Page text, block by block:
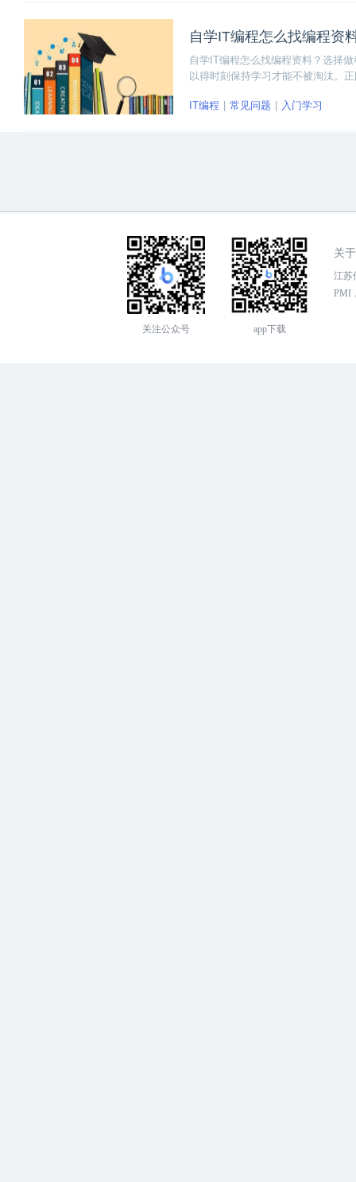
自学IT编程怎么找编程资
自学IT编程怎么找编程资料？选择
以得时刻保持学习才能不被淘汰。
IT编程
常见问题 入门学习
关注公众号 app下载
关
江苏
PMI